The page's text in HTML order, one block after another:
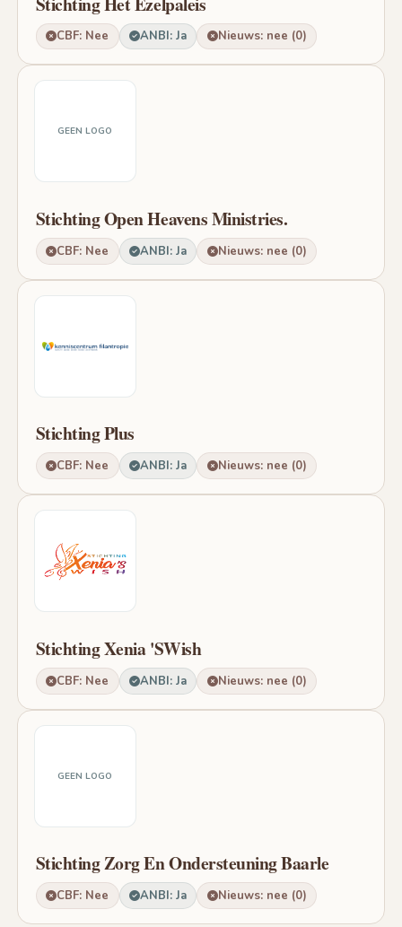
CBF: Nee ANBI: Ja Nieuws: nee (0)
GEEN LOGO
Stichting Open Heavens Ministries.
CBF: Nee ANBI: Ja Nieuws: nee (0)
Stichting Plus
CBF: Nee ANBI: Ja Nieuws: nee (0)
Stichting Xenia 'SWish
CBF: Nee ANBI: Ja Nieuws: nee (0)
GEEN LOGO
Stichting Zorg En Ondersteuning Baarle
CBF: Nee ANBI: Ja Nieuws: nee (0)